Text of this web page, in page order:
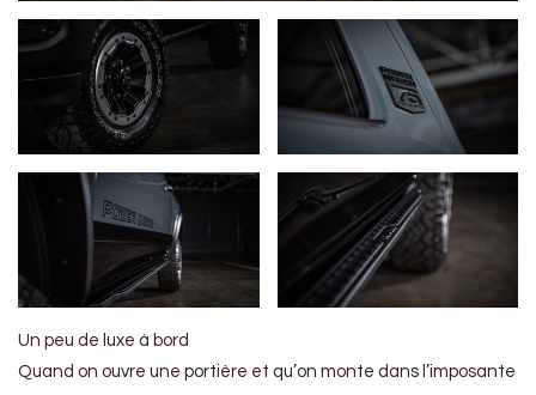
Un peu de luxe à bord
Quand on ouvre une portière et qu’on monte dans l’imposante